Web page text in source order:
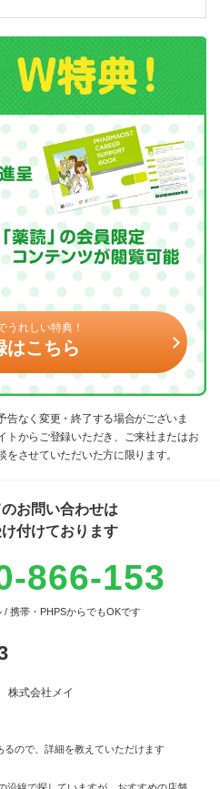
うれしい特典！
はこちら
なく変更・終了する場合がございま
からご登録いただき、ご来社またはお
させていただいた方に限ります。
お問い合わせは
付けております
866-153
/ 携帯・PHPSからでもOKです
式会社メイ
るので、詳細を教えていただけます